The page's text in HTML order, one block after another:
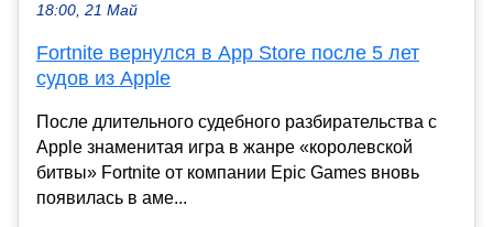
18:00, 21 Май
Fortnite вернулся в App Store после 5 лет
судов из Apple
После длительного судебного разбирательства с
Apple знаменитая игра в жанре «королевской
битвы» Fortnite от компании Epic Games вновь
появилась в аме...